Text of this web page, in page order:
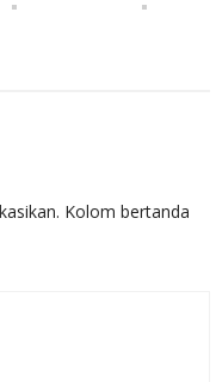
Kolom bertanda